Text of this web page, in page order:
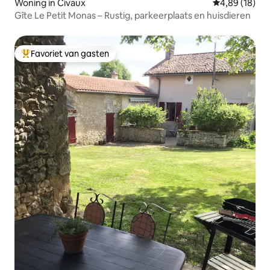
Woning in Civaux Gemiddelde
4,89 (18)
Gîte Le Petit Monas – Rustig, parkeerplaats en huisdieren
Topfavoriet van gasten
Favoriet van gasten